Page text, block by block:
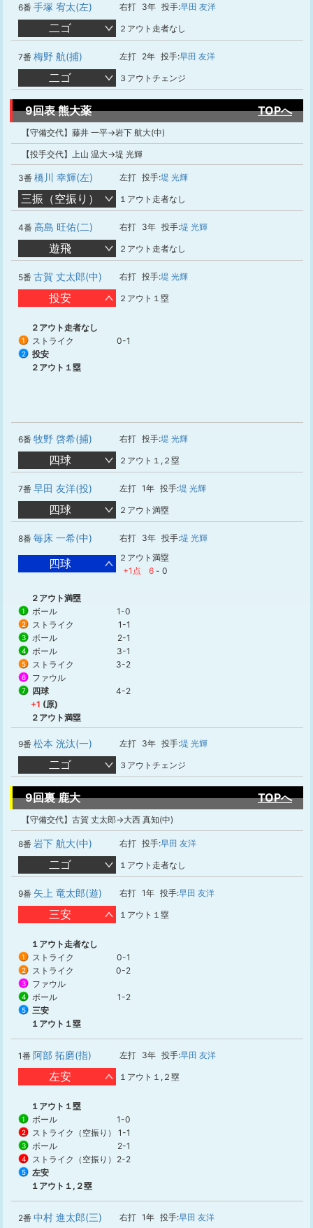
6番 手塚 宥太(左) 右打 3年 投手:早田 友洋
二ゴ ２アウト走者なし
7番 梅野 航(捕) 左打 2年 投手:早田 友洋
二ゴ ３アウトチェンジ
9回表 熊大薬 TOPへ
【守備交代】藤井 一平→岩下 航大(中)
【投手交代】上山 温大→堤 光輝
3番 橋川 幸輝(左) 左打 投手:堤 光輝
三振（空振り） １アウト走者なし
4番 高島 旺佑(二) 右打 3年 投手:堤 光輝
遊飛 ２アウト走者なし
5番 古賀 丈太郎(中) 右打 投手:堤 光輝
投安 ２アウト１塁
２アウト走者なし
1 ストライク 0-1
2
投安
２アウト１塁
6番 牧野 啓希(捕) 右打 投手:堤 光輝
四球 ２アウト１,２塁
7番 早田 友洋(投) 左打 1年 投手:堤 光輝
四球 ２アウト満塁
8番 毎床 一希(中) 右打 3年 投手:堤 光輝
四球
２アウト満塁
+1点
6 - 0
２アウト満塁
1 ボール 1-0
2 ストライク 1-1
3 ボール 2-1
4 ボール 3-1
5 ストライク 3-2
6 ファウル
7 四球
4-2
+1 (原)
２アウト満塁
9番 松本 洸汰(一) 左打 3年 投手:堤 光輝
二ゴ ３アウトチェンジ
9回裏 鹿大 TOPへ
【守備交代】古賀 丈太郎→大西 真知(中)
8番 岩下 航大(中) 右打 投手:早田 友洋
二ゴ １アウト走者なし
9番 矢上 竜太郎(遊) 右打 1年 投手:早田 友洋
三安 １アウト１塁
１アウト走者なし
1 ストライク 0-1
2 ストライク 0-2
3 ファウル
4 ボール 1-2
5
三安
１アウト１塁
1番 阿部 拓磨(指) 左打 3年 投手:早田 友洋
左安 １アウト１,２塁
１アウト１塁
1 ボール 1-0
2 ストライク（空振り） 1-1
3 ボール 2-1
4 ストライク（空振り） 2-2
5
左安
１アウト１,２塁
2番 中村 進太郎(三) 右打 1年 投手:早田 友洋